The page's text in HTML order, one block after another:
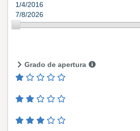
1/4/2016
7/8/2026
Grado de apertura